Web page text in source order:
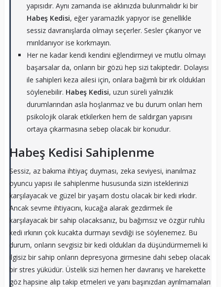
yapısıdır. Aynı zamanda ise aklınızda bulunmalıdır ki bir
Habeş Kedisi, eğer yaramazlık yapıyor ise genellikle
sessiz davranışlarda olmayı seçerler. Sesler çıkarıyor ve
mırıldanıyor ise korkmayın.
Her ne kadar kendi kendini eğlendirmeyi ve mutlu olmayı
başarsalar da, onların bir gözü hep sizi takiptedir. Dolayısı
ile sahipleri keza ailesi için, onlara bağımlı bir ırk oldukları
söylenebilir. Habeş Kedisi, uzun süreli yalnızlık
durumlarından asla hoşlanmaz ve bu durum onları hem
psikolojik olarak etkilerken hem de saldırgan yapısını
ortaya çıkarmasına sebep olacak bir konudur.
Habeş Kedisi Sahiplenme
Sessiz, az bakıma ihtiyaç duyması, zeka seviyesi, inanılmaz
oyuncu yapısı ile sahiplenme hususunda sizin isteklerinizi
karşılayacak ve güzel bir yaşam dostu olacak bir kedi ırkıdır.
Ancak sevme ihtiyacını, kucağa alarak gezdirmek ile
karşılayacak bir sahip olacaksanız, bu bağımsız ve özgür ruhlu
kedi ırkının çok kucakta durmayı sevdiği ise söylenemez. Bu
durum, onların sevgisiz bir kedi oldukları da düşündürmemeli ki
ilgisiz bir sahip onların depresyona girmesine dahi sebep olacak
bir stres yüküdür. Üstelik sizi hemen her davranış ve harekette
göz hapsine alıp takip etmeleri ve yanı başınızdan ayrılmamaları